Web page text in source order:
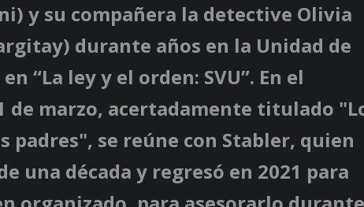
y su compañera la detective Olivia
durante años en la Unidad de
“La ley y el orden: SVU”. En el
de marzo, acertadamente titulado
padres", se reúne con Stabler, quien
una década y regresó en 2021 para